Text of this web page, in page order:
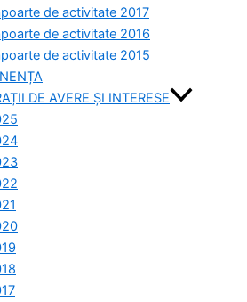
de activitate 2017
de activitate 2016
de activitate 2015
DE AVERE ȘI INTERESE